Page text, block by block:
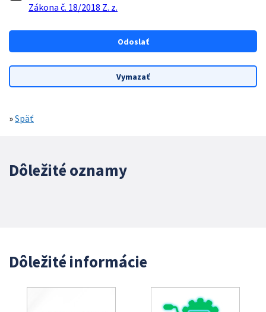
Zákona č. 18/2018 Z. z.
»Späť
Dôležité oznamy
Dôležité informácie